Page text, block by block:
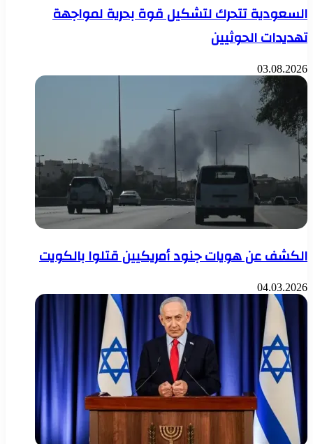
السعودية تتحرك لتشكيل قوة بحرية لمواجهة
تهديدات الحوثيين
03.08.2026
الكشف عن هويات جنود أمريكيين قتلوا بالكويت
04.03.2026